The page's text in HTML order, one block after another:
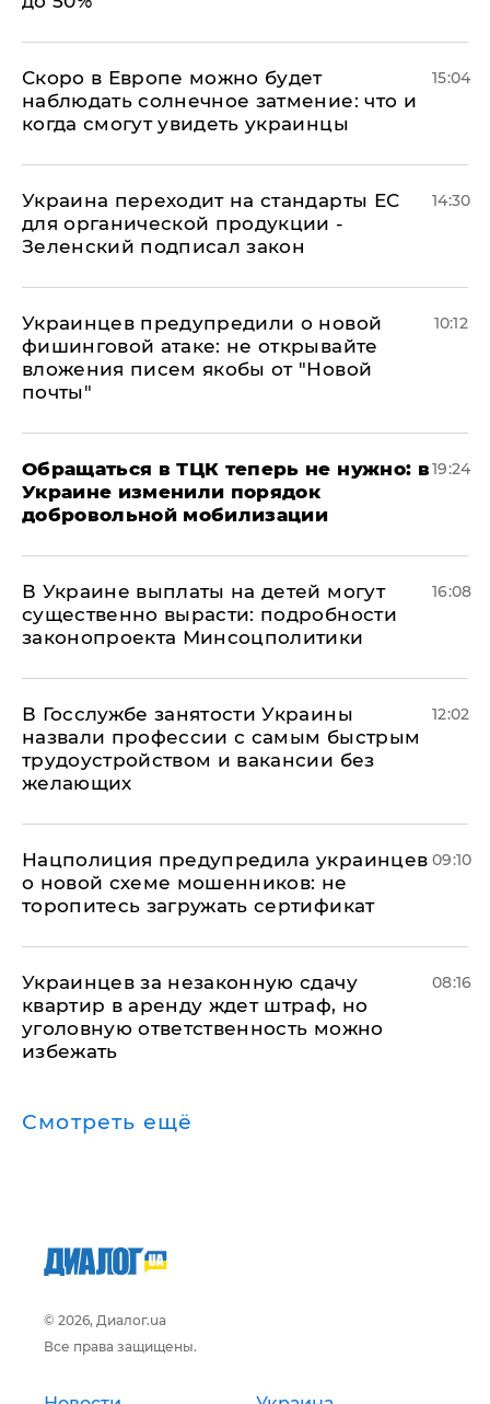
Скоро в Европе можно будет
наблюдать солнечное затмение: что и
когда смогут увидеть украинцы
15:04
Украина переходит на стандарты ЕС
для органической продукции -
Зеленский подписал закон
14:30
Украинцев предупредили о новой
фишинговой атаке: не открывайте
вложения писем якобы от "Новой
почты"
10:12
Обращаться в ТЦК теперь не нужно: в
Украине изменили порядок
добровольной мобилизации
19:24
В Украине выплаты на детей могут
существенно вырасти: подробности
законопроекта Минсоцполитики
16:08
В Госслужбе занятости Украины
назвали профессии с самым быстрым
трудоустройством и вакансии без
желающих
12:02
Нацполиция предупредила украинцев
о новой схеме мошенников: не
торопитесь загружать сертификат
09:10
Украинцев за незаконную сдачу
квартир в аренду ждет штраф, но
уголовную ответственность можно
избежать
08:16
Смотреть ещё
© 2026, Диалог.ua
Все права защищены.